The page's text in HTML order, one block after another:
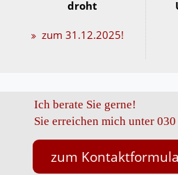
droht
zum 31.12.2025!
Ich berate Sie gerne!
Sie erreichen mich unter
zum